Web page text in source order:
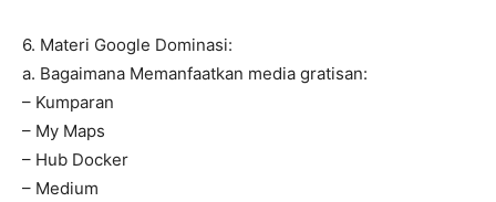
6. Materi Google Dominasi:
a. Bagaimana Memanfaatkan media gratisan:
– Kumparan
– My Maps
– Hub Docker
– Medium